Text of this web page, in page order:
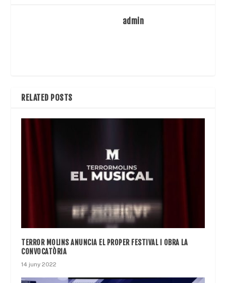
admin
RELATED POSTS
TERROR MOLINS ANUNCIA EL PROPER FESTIVAL I OBRA LA
CONVOCATÒRIA
14 juny 2022